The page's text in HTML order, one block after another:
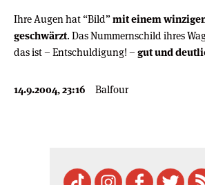
Ihre Augen hat “Bild”mit einem
geschwärzt. Das Nummernschild ihres
das ist – Entschuldigung! – gut und
14.9.2004, 23:16 Balfour